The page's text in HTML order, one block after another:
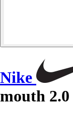
Nike
mouth 2.0